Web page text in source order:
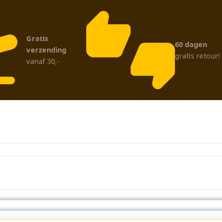
Gratis
verzending
vanaf 30,-
60 dagen
gratis retour!